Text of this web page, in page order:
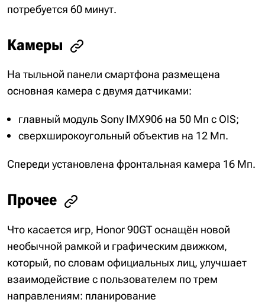
потребуется 60 минут.
Камеры
На тыльной панели смартфона размещена
основная камера с двумя датчиками:
главный модуль Sony IMX906 на 50 Мп с OIS;
сверхширокоугольный объектив на 12 Мп.
Спереди установлена фронтальная камера 16 Мп.
Прочее
Что касается игр, Honor 90GT оснащён новой
необычной рамкой и графическим движком,
который, по словам официальных лиц, улучшает
взаимодействие с пользователем по трем
направлениям: планирование